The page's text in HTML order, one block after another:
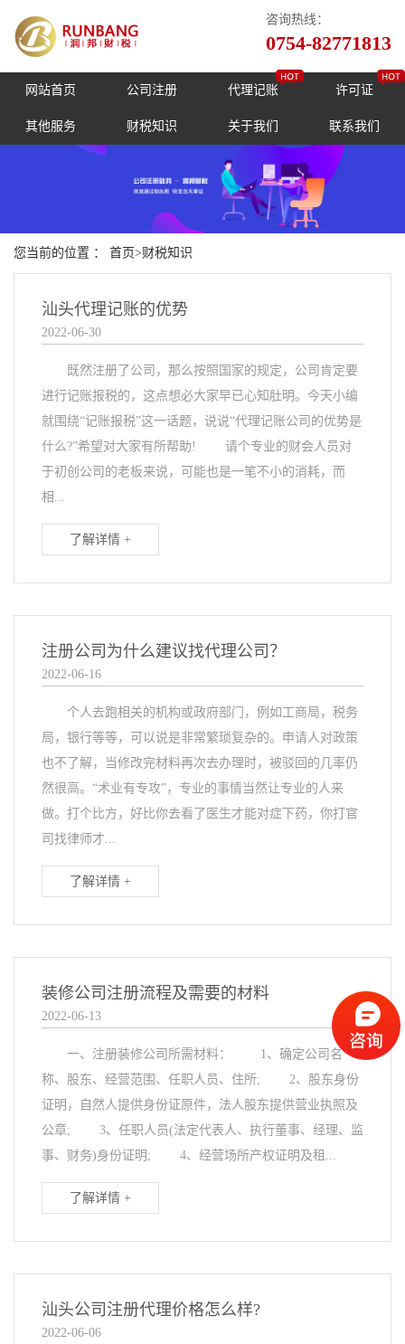
咨询热线：
0754-82771813
网站首页 公司注册 代理记账 许可证
其他服务 财税知识 关于我们 联系我们
您当前的位置 ： 首页>财税知识
汕头代理记账的优势
2022-06-30
既然注册了公司，那么按照国家的规定，公司肯定要
进行记账报税的，这点想必大家早已心知肚明。今天小编
就围绕“记账报税”这一话题，说说“代理记账公司的优势是
什么?”希望对大家有所帮助! 请个专业的财会人员对
于初创公司的老板来说，可能也是一笔不小的消耗，而
相...
了解详情 +
注册公司为什么建议找代理公司？
2022-06-16
个人去跑相关的机构或政府部门，例如工商局，税务
局，银行等等，可以说是非常繁琐复杂的。申请人对政策
也不了解，当修改完材料再次去办理时，被驳回的几率仍
然很高。“术业有专攻”，专业的事情当然让专业的人来
做。打个比方，好比你去看了医生才能对症下药，你打官
司找律师才...
了解详情 +
装修公司注册流程及需要的材料
2022-06-13
一、注册装修公司所需材料： 1、确定公司名
称、股东、经营范围、任职人员、住所; 2、股东身份
证明，自然人提供身份证原件，法人股东提供营业执照及
公章; 3、任职人员(法定代表人、执行董事、经理、监
事、财务)身份证明; 4、经营场所产权证明及租...
了解详情 +
汕头公司注册代理价格怎么样?
2022-06-06